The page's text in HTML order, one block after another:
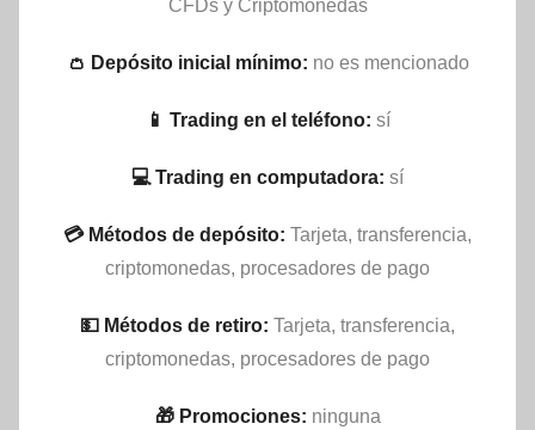
CFDs y Criptomonedas
👛 Depósito inicial mínimo: no es mencionado
📱 Trading en el teléfono: sí
💻 Trading en computadora: sí
💳 Métodos de depósito: Tarjeta, transferencia,
criptomonedas, procesadores de pago
💵​ Métodos de retiro: Tarjeta, transferencia,
criptomonedas, procesadores de pago
🎁 Promociones: ninguna